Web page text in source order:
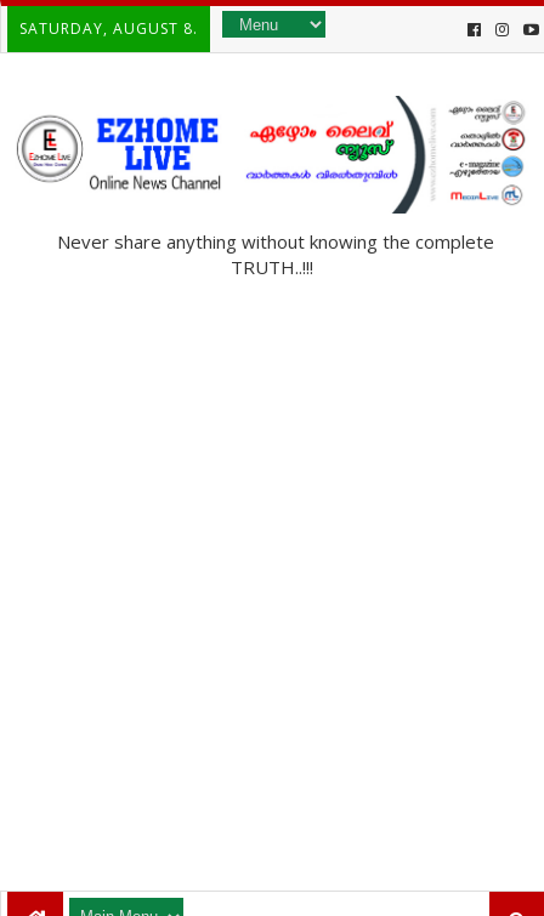
SATURDAY, AUGUST 8.
Never share anything without knowing the complete
TRUTH..!!!